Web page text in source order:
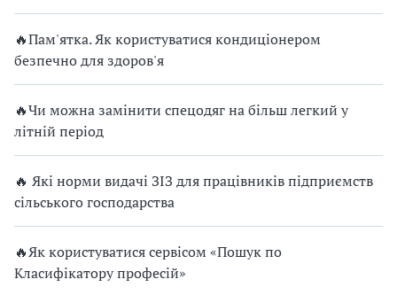
🔥Пам'ятка. Як користуватися кондиціонером
безпечно для здоров'я
🔥Чи можна замінити спецодяг на більш легкий у
літній період
🔥 Які норми видачі ЗІЗ для працівників підприємств
сільського господарства
🔥Як користуватися сервісом «Пошук по
Класифікатору професій»